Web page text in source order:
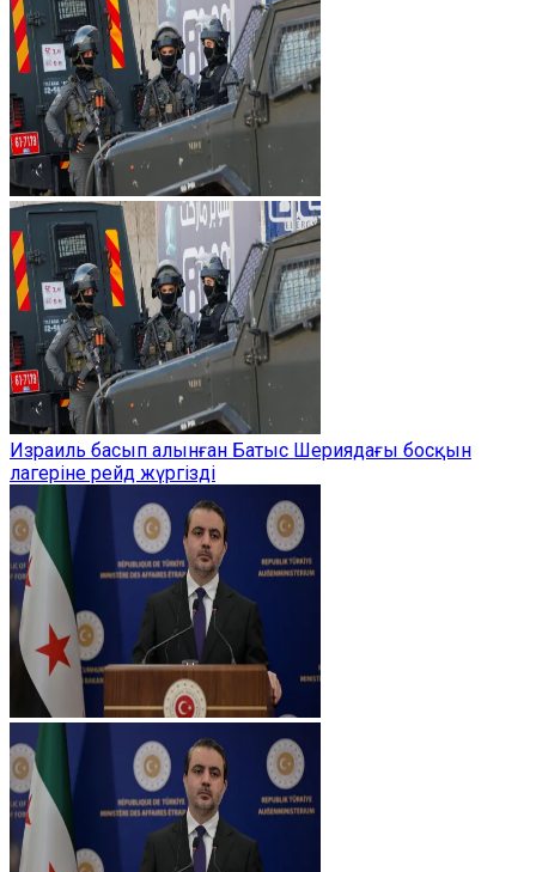
Израиль басып алынған Батыс Шериядағы босқын
лагеріне рейд жүргізді